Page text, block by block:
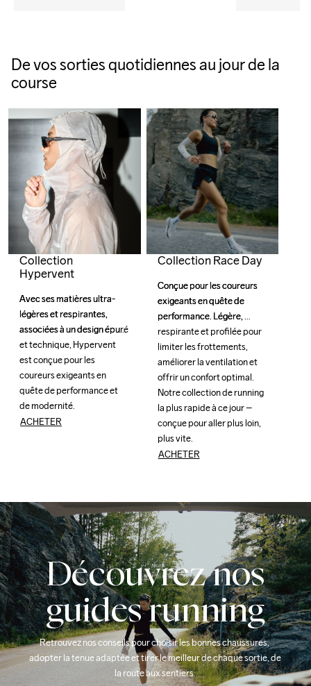
De vos sorties quotidiennes au jour de la
course
Collection
Hypervent
Avec ses matières ultra-
légères et respirantes,
associées à un design épuré
et technique, Hypervent
est conçue pour les
coureurs exigeants en
quête de performance et
de modernité.
Avec ses matières ultra-
légères et respirantes,
associées à un design épuré
et technique, Hypervent
est conçue pour les
coureurs exigeants en
quête de performance et
de modernité.
ACHETER
Collection Race Day
Conçue pour les coureurs
exigeants en quête de
performance. Légère,
respirante et profilée pour
limiter les frottements,
améliorer la ventilation et
offrir un confort optimal.
Notre collection de running
la plus rapide à ce jour –
conçue pour aller plus loin,
plus vite.
Conçue pour les coureurs
exigeants en quête de
performance. Légère,
respirante et profilée pour
limiter les frottements,
améliorer la ventilation et
offrir un confort optimal.
Notre collection de running
la plus rapide à ce jour –
conçue pour aller plus loin,
plus vite.
ACHETER
Découvrez nos
guides running
Retrouvez nos conseils pour choisir les bonnes chaussures,
adopter la tenue adaptée et tirer le meilleur de chaque sortie, de
la route aux sentiers.